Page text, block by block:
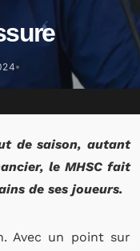
de saison, autant
le MHSC fait
de ses joueurs.
Avec un point sur